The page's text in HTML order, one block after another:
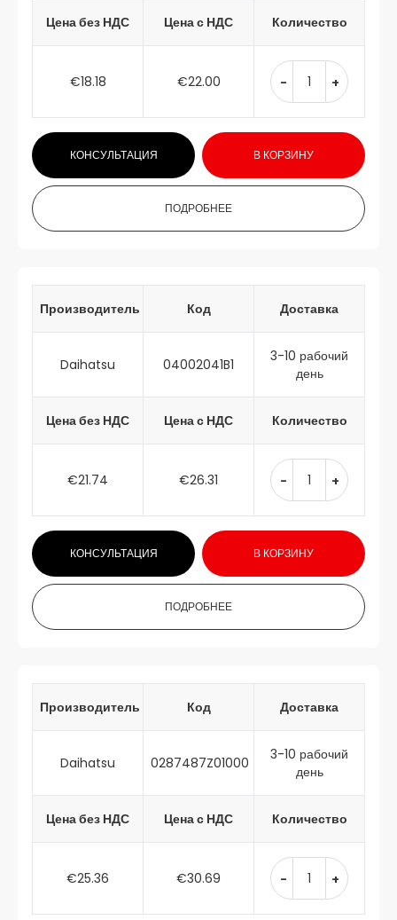
Цена без НДС Цена с НДС Количество
€18.18 €22.00 - +
КОНСУЛЬТАЦИЯ В КОРЗИНУ
ПОДРОБНЕЕ
Производитель Код Доставка
Daihatsu 04002041B1
3-10 рабочий
день
Цена без НДС Цена с НДС Количество
€21.74 €26.31 - +
КОНСУЛЬТАЦИЯ В КОРЗИНУ
ПОДРОБНЕЕ
Производитель Код Доставка
Daihatsu 0287487Z01000
3-10 рабочий
день
Цена без НДС Цена с НДС Количество
€25.36 €30.69 - +